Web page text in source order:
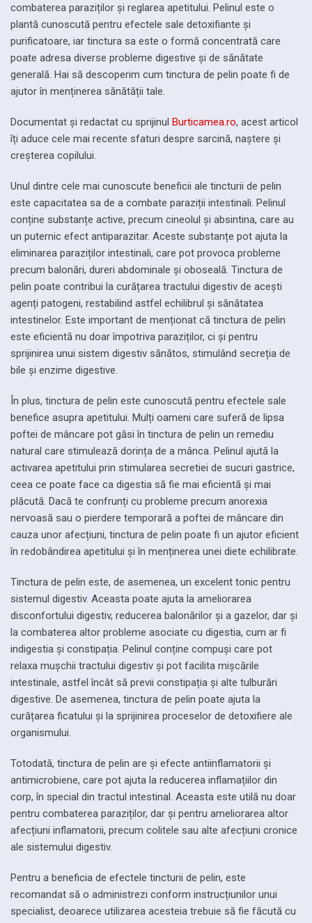
combaterea paraziților și reglarea apetitului. Pelinul este o
plantă cunoscută pentru efectele sale detoxifiante și
purificatoare, iar tinctura sa este o formă concentrată care
poate adresa diverse probleme digestive și de sănătate
generală. Hai să descoperim cum tinctura de pelin poate fi de
ajutor în menținerea sănătății tale.
Documentat și redactat cu sprijinul Burticamea.ro, acest articol
îți aduce cele mai recente sfaturi despre sarcină, naștere și
creșterea copilului.
Unul dintre cele mai cunoscute beneficii ale tincturii de pelin
este capacitatea sa de a combate paraziții intestinali. Pelinul
conține substanțe active, precum cineolul și absintina, care au
un puternic efect antiparazitar. Aceste substanțe pot ajuta la
eliminarea paraziților intestinali, care pot provoca probleme
precum balonări, dureri abdominale și oboseală. Tinctura de
pelin poate contribui la curățarea tractului digestiv de acești
agenți patogeni, restabilind astfel echilibrul și sănătatea
intestinelor. Este important de menționat că tinctura de pelin
este eficientă nu doar împotriva paraziților, ci și pentru
sprijinirea unui sistem digestiv sănătos, stimulând secreția de
bile și enzime digestive.
În plus, tinctura de pelin este cunoscută pentru efectele sale
benefice asupra apetitului. Mulți oameni care suferă de lipsa
poftei de mâncare pot găsi în tinctura de pelin un remediu
natural care stimulează dorința de a mânca. Pelinul ajută la
activarea apetitului prin stimularea secretiei de sucuri gastrice,
ceea ce poate face ca digestia să fie mai eficientă și mai
plăcută. Dacă te confrunți cu probleme precum anorexia
nervoasă sau o pierdere temporară a poftei de mâncare din
cauza unor afecțiuni, tinctura de pelin poate fi un ajutor eficient
în redobândirea apetitului și în menținerea unei diete echilibrate.
Tinctura de pelin este, de asemenea, un excelent tonic pentru
sistemul digestiv. Aceasta poate ajuta la ameliorarea
disconfortului digestiv, reducerea balonărilor și a gazelor, dar și
la combaterea altor probleme asociate cu digestia, cum ar fi
indigestia și constipația. Pelinul conține compuși care pot
relaxa mușchii tractului digestiv și pot facilita mișcările
intestinale, astfel încât să previi constipația și alte tulburări
digestive. De asemenea, tinctura de pelin poate ajuta la
curățarea ficatului și la sprijinirea proceselor de detoxifiere ale
organismului.
Totodată, tinctura de pelin are și efecte antiinflamatorii și
antimicrobiene, care pot ajuta la reducerea inflamațiilor din
corp, în special din tractul intestinal. Aceasta este utilă nu doar
pentru combaterea paraziților, dar și pentru ameliorarea altor
afecțiuni inflamatorii, precum colitele sau alte afecțiuni cronice
ale sistemului digestiv.
Pentru a beneficia de efectele tincturii de pelin, este
recomandat să o administrezi conform instrucțiunilor unui
specialist, deoarece utilizarea acesteia trebuie să fie făcută cu